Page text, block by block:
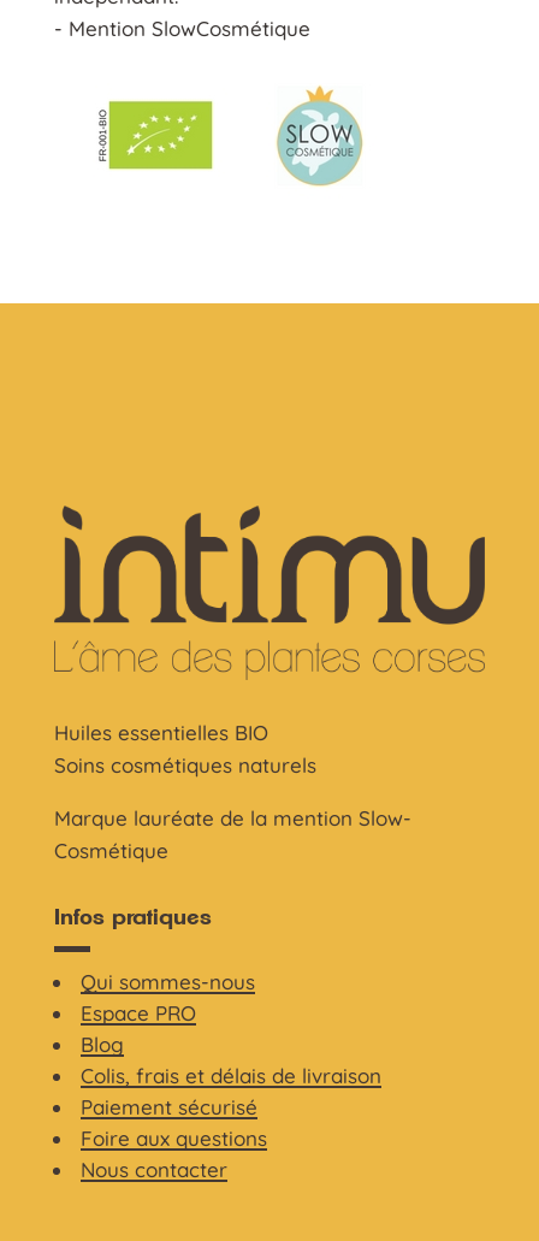
- Mention SlowCosmétique
Huiles essentielles BIO
Soins cosmétiques naturels
Marque lauréate de la mention Slow-
Cosmétique
Infos pratiques
Qui sommes-nous
Espace PRO
Blog
Colis, frais et délais de livraison
Paiement sécurisé
Foire aux questions
Nous contacter